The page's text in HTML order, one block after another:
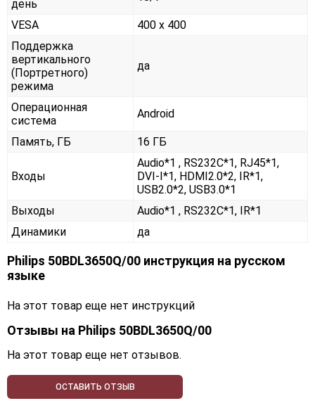
день
VESA
400 x 400
Поддержка
вертикального
(Портретного)
режима
да
Операционная
система
Android
Память, ГБ 16 ГБ
Входы
Audio*1 , RS232С*1, RJ45*1,
DVI-I*1, HDMI2.0*2, IR*1,
USB2.0*2, USB3.0*1
Выходы
Audio*1 , RS232С*1, IR*1
Динамики
да
Philips 50BDL3650Q/00 инструкция на русском
языке
На этот товар еще нет инструкций
Отзывы на Philips 50BDL3650Q/00
На этот товар еще нет отзывов.
ОСТАВИТЬ ОТЗЫВ